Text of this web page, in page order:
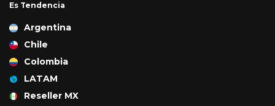
Es Tendencia
Argentina
Chile
Colombia
LATAM
Reseller MX